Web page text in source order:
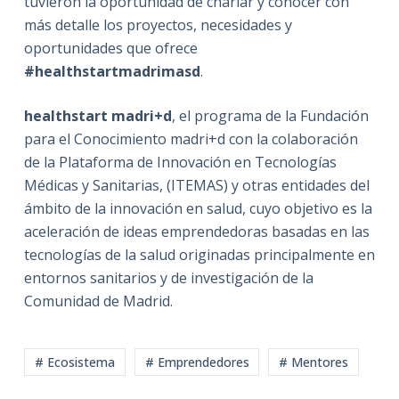
más detalle los proyectos, necesidades y
oportunidades que ofrece
#healthstartmadrimasd.
healthstart madri+d, el programa de la Fundación
para el Conocimiento madri+d con la colaboración
de la Plataforma de Innovación en Tecnologías
Médicas y Sanitarias, (ITEMAS) y otras entidades del
ámbito de la innovación en salud, cuyo objetivo es la
aceleración de ideas emprendedoras basadas en las
tecnologías de la salud originadas principalmente en
entornos sanitarios y de investigación de la
Comunidad de Madrid.
# Ecosistema # Emprendedores # Mentores